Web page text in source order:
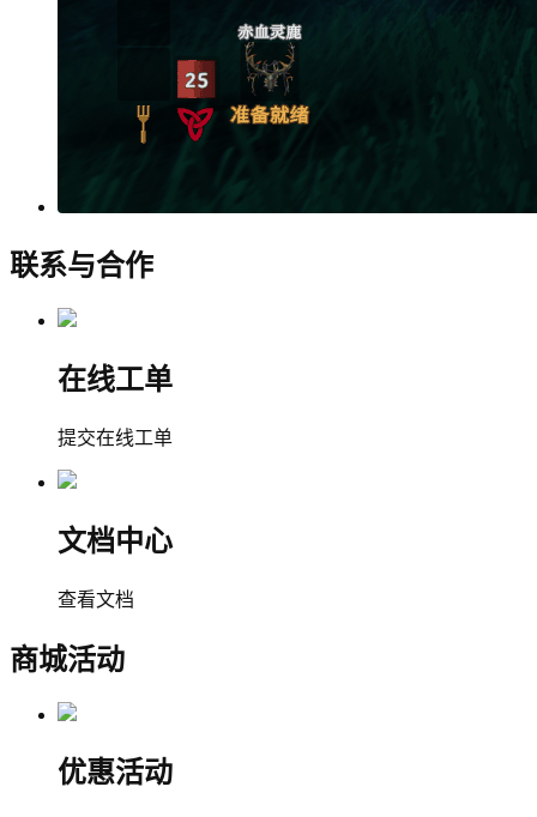
联系与合作
在线工单
提交在线工单
文档中心
查看文档
商城活动
优惠活动